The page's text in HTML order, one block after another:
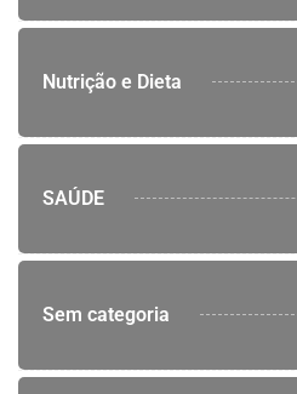
Nutrição e Dieta
SAÚDE
Sem categoria